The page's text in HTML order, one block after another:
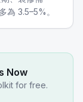
為 3.5–5%。
Now
for free.